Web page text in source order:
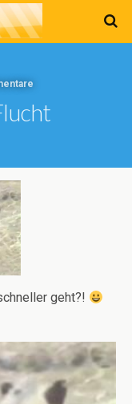
geht?!